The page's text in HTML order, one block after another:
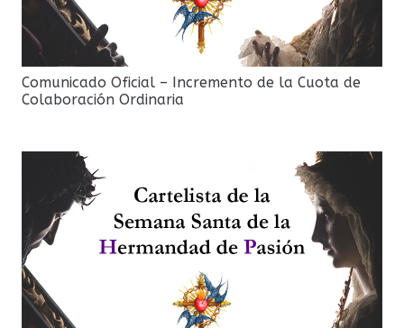
Comunicado Oficial – Incremento de la Cuota de
Colaboración Ordinaria